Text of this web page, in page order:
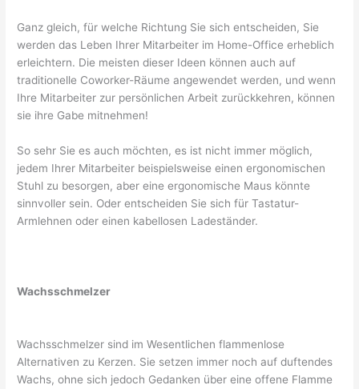
Ganz gleich, für welche Richtung Sie sich entscheiden, Sie
werden das Leben Ihrer Mitarbeiter im Home-Office erheblich
erleichtern. Die meisten dieser Ideen können auch auf
traditionelle Coworker-Räume angewendet werden, und wenn
Ihre Mitarbeiter zur persönlichen Arbeit zurückkehren, können
sie ihre Gabe mitnehmen!
So sehr Sie es auch möchten, es ist nicht immer möglich,
jedem Ihrer Mitarbeiter beispielsweise einen ergonomischen
Stuhl zu besorgen, aber eine ergonomische Maus könnte
sinnvoller sein. Oder entscheiden Sie sich für Tastatur-
Armlehnen oder einen kabellosen Ladeständer.
Wachsschmelzer
Wachsschmelzer sind im Wesentlichen flammenlose
Alternativen zu Kerzen. Sie setzen immer noch auf duftendes
Wachs, ohne sich jedoch Gedanken über eine offene Flamme